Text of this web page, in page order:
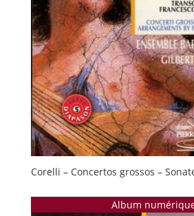
Corelli – Concertos grossos –
Album